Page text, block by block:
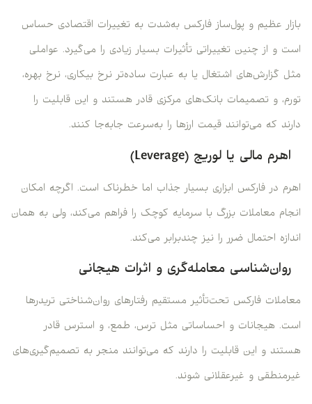
بازار عظیم و پول‌ساز فارکس به‌شدت به تغییرات اقتصادی حساس
است و از چنین تغییراتی تأثیرات بسیار زیادی را می‌گیرد. عواملی
مثل گزارش‌های اشتغال یا به عبارت ساده‌تر نرخ بیکاری، نرخ بهره،
تورم، و تصمیمات بانک‌های مرکزی قادر هستند و این قابلیت را
دارند که می‌توانند قیمت ارزها را به‌سرعت جابه‌جا کنند.
اهرم مالی یا لوریج (Leverage
)
اهرم در فارکس ابزاری بسیار جذاب اما خطرناک است. اگرچه امکان
انجام معاملات بزرگ با سرمایه کوچک را فراهم می‌کند، ولی به همان
اندازه احتمال ضرر را نیز چندبرابر می‌کند.
روان‌شناسی معامله‌گری و اثرات هیجانی
معاملات فارکس تحت‌تأثیر مستقیم رفتارهای روان‌شناختی تریدرها
است. هیجانات و احساساتی مثل ترس، طمع، و استرس قادر
هستند و این قابلیت را دارند که می‌توانند منجر به تصمیم‌گیری‌های
غیرمنطقی و غیرعقلانی شوند.